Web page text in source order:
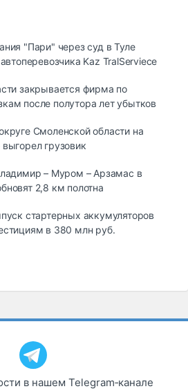
"Пари" через суд в Туле
Kaz TralServiece
закрывается фирма по
после полутора лет убытков
Смоленской области на
грузовик
– Муром – Арзамас в
2,8 км полотна
стартерных аккумуляторов
в 380 млн руб.
в нашем Telegram‑канале